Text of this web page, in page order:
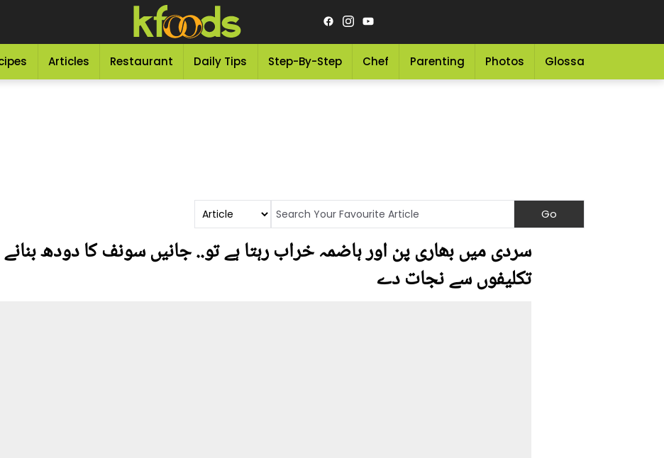
Articles Restaurant Daily Tips Step-By-Step Chef Parenting Photos Glossary
سردی میں بھاری پن اور ہاضمہ خراب رہتا ہے تو.. جانیں سونف کا دودھ
تکلیفوں سے نجات دے